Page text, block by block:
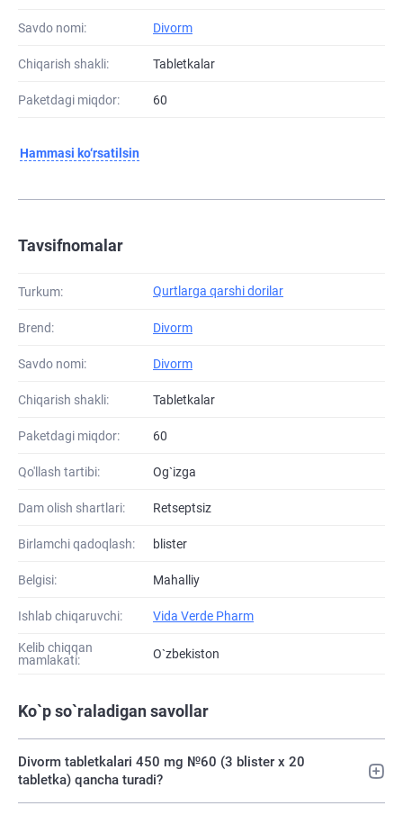
Savdo nomi: Divorm
Chiqarish shakli: Tabletkalar
Paketdagi miqdor: 60
Hammasi ko‘rsatilsin
Tavsifnomalar
Turkum: Qurtlarga qarshi dorilar
Brend: Divorm
Savdo nomi: Divorm
Chiqarish shakli: Tabletkalar
Paketdagi miqdor: 60
Qo'llash tartibi: Og`izga
Dam olish shartlari: Retseptsiz
Birlamchi qadoqlash: blister
Belgisi: Mahalliy
Ishlab chiqaruvchi: Vida Verde Pharm
Kelib chiqqan
mamlakati:
O`zbekiston
Ko`p so`raladigan savollar
Divorm tabletkalari 450 mg №60 (3 blister х 20
tabletka) qancha turadi?